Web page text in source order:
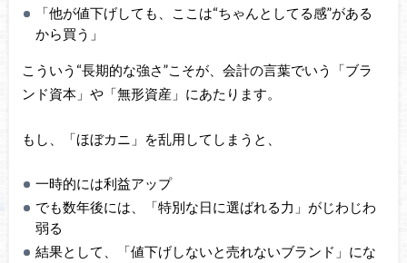
「他が値下げしても、ここは“ちゃんとしてる感”がある
から買う」
こういう“長期的な強さ”こそが、会計の言葉でいう「ブラ
ンド資本」や「無形資産」にあたります。
もし、「ほぼカニ」を乱用してしまうと、
一時的には利益アップ
でも数年後には、「特別な日に選ばれる力」がじわじわ
弱る
結果として、「値下げしないと売れないブランド」にな